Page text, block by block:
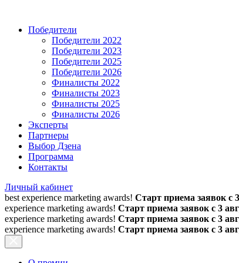
Победители
Победители 2022
Победители 2023
Победители 2025
Победители 2026
Финалисты 2022
Финалисты 2023
Финалисты 2025
Финалисты 2026
Эксперты
Партнеры
Выбор Дзена
Программа
Контакты
Личный кабинет
best experience marketing awards! Старт приема заявок с
experience marketing awards! Старт приема заявок с 3
experience marketing awards! Старт приема заявок с 3
experience marketing awards! Старт приема заявок с 3